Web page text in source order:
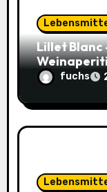
Lillet Blanc
im Sparabo
fuchs